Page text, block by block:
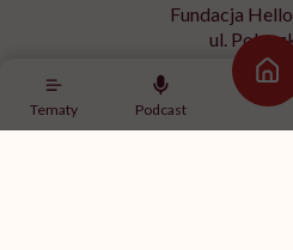
Tematy Podcast
Fundacja
ul.
02-822
NIP
Kontakt z